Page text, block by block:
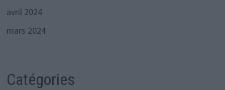
avril 2024
mars 2024
Catégories